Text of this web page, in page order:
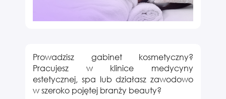
PROFESJONALNY
Prowadzisz gabinet kosmetyczny?
Pracujesz w klinice medycyny
estetycznej, spa lub działasz zawodowo
w szeroko pojętej branży beauty?